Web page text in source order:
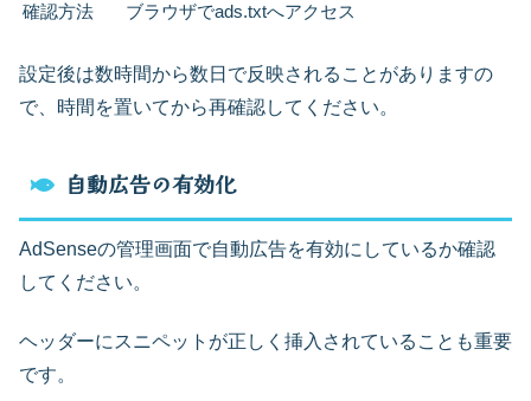
確認方法
ブラウザでads.txtへアクセス
設定後は数時間から数日で反映されることがありますの
で、時間を置いてから再確認してください。
自動広告の有効化
AdSenseの管理画面で自動広告を有効にしているか確認
してください。
ヘッダーにスニペットが正しく挿入されていることも重要
です。